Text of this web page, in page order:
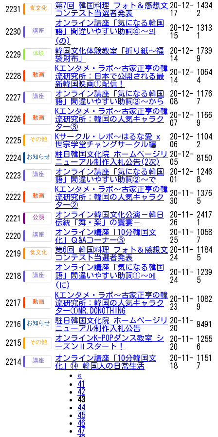
2231
第7回 韓国料理 フォト＆感想文
コンテスト当選者発表
20-12-
17
1434
2
2230
オンライン講座「気になる韓国
語」間違いやすい助詞④～의
(の)
20-12-
15
1313
1
2229
韓国文化体験教室「折り紙〜福
袋財布」
20-12-
14
1739
9
2228
Kエンタメ・ラボ～古家正亨の韓
流研究所：日本で公開される最
新韓国映画①配信！
20-12-
14
1064
4
2227
オンライン講座「気になる韓国
語」間違いやすい助詞③～から
20-12-
08
1176
7
2226
Kエンタメ・ラボ～古家正亨の韓
流研究所：韓国の人気キャラク
ター③
20-12-
07
1166
9
2225
Kサークル・レポ〜はるな愛 x
世宗学堂チャングサークル編
20-12-
06
1104
2
2224
駐日韓国文化院 ホームページリ
ニューアル制作入札公告(2次)
20-12-
05
8150
2223
オンライン講座「気になる韓国
語」間違いやすい助詞②～で
20-12-
01
1246
8
2222
Kエンタメ・ラボ～古家正亨の韓
流研究所：韓国の人気キャラク
ター②
20-11-
30
1376
5
2221
オンライン韓国文化公演－韓日
伝統「舞・楽」の饗宴－
20-11-
26
2417
1
2220
オンライン講座「10分韓国文
化」Ｑ&Aコーナー③
20-11-
25
1058
7
2219
第6回 韓国料理 フォト＆感想文
コンテスト当選者発表
20-11-
24
1184
5
2218
オンライン講座「気になる韓国
語」間違いやすい助詞①～에
(に)
20-11-
24
1239
5
2217
Kエンタメ・ラボ～古家正亨の韓
流研究所：韓国の人気キャラク
ター①MR.DONOTHING
20-11-
23
1082
9
2216
駐日韓国文化院 ホームページリ
ニューアル制作入札公告
20-11-
20
9491
2215
オンラインK-POPダンス教室 シ
ーズンⅡスタート！
20-11-
20
1255
6
2214
オンライン講座「10分韓国文
化」⑭ 韓国人の日常生活
20-11-
18
1151
7
«Previous
41
42
43
44
45
46
47